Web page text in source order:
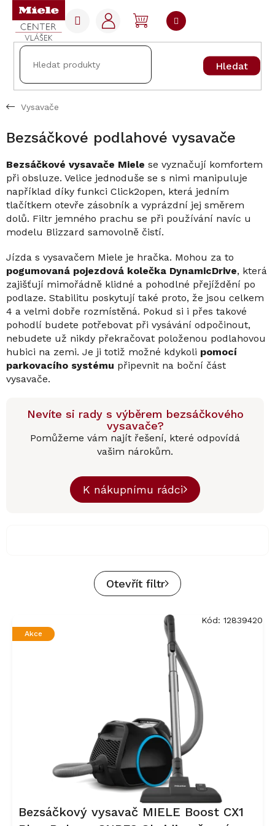
Přejít
obsah
Hledat
NÁKUPNÍ
KOŠÍK
Vysavače
Bezsáčkové podlahové vysavače
Bezsáčkové vysavače Miele se vyznačují komfortem
při obsluze. Velice jednoduše se s nimi manipuluje
například díky funkci Click2open, která jedním
tlačítkem otevře zásobník a vyprázdní jej směrem
dolů. Filtr jemného prachu se při používání navíc u
modelu Blizzard samovolně čistí.
Jízda s vysavačem Miele je hračka. Mohou za to
pogumovaná pojezdová kolečka DynamicDrive, která
zajišťují mimořádně klidné a pohodlné přejíždění po
podlaze. Stabilitu poskytují také proto, že jsou celkem
4 a velmi dobře rozmístěná. Pokud si i přes takové
pohodlí budete potřebovat při vysávání odpočinout,
nebudete už nikdy překračovat položenou podlahovou
hubici na zemi. Je ji totiž možné kdykoli pomocí
parkovacího systému připevnit na boční část
vysavače.
Nevíte si rady s výběrem bezsáčkového
vysavače?
Pomůžeme vám najít řešení, které odpovídá
vašim nárokům.
K nákupnímu rádci
Otevřít filtr
p
Akce
Bezsáčkový vysavač MIELE Boost CX1
Kód: 12839420